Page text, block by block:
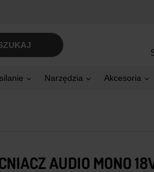
Narzędzia Akcesoria
AUDIO MONO